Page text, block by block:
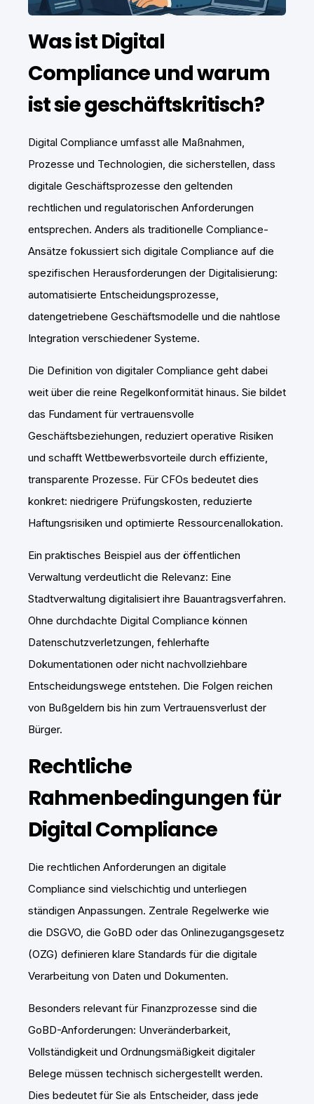
Was ist Digital
Compliance und warum
ist sie geschäftskritisch?
Digital Compliance umfasst alle Maßnahmen,
Prozesse und Technologien, die sicherstellen, dass
digitale Geschäftsprozesse den geltenden
rechtlichen und regulatorischen Anforderungen
entsprechen. Anders als traditionelle Compliance-
Ansätze fokussiert sich digitale Compliance auf die
spezifischen Herausforderungen der Digitalisierung:
automatisierte Entscheidungsprozesse,
datengetriebene Geschäftsmodelle und die nahtlose
Integration verschiedener Systeme.
Die Definition von digitaler Compliance geht dabei
weit über die reine Regelkonformität hinaus. Sie bildet
das Fundament für vertrauensvolle
Geschäftsbeziehungen, reduziert operative Risiken
und schafft Wettbewerbsvorteile durch effiziente,
transparente Prozesse. Für CFOs bedeutet dies
konkret: niedrigere Prüfungskosten, reduzierte
Haftungsrisiken und optimierte Ressourcenallokation.
Ein praktisches Beispiel aus der öffentlichen
Verwaltung verdeutlicht die Relevanz: Eine
Stadtverwaltung digitalisiert ihre Bauantragsverfahren.
Ohne durchdachte Digital Compliance können
Datenschutzverletzungen, fehlerhafte
Dokumentationen oder nicht nachvollziehbare
Entscheidungswege entstehen. Die Folgen reichen
von Bußgeldern bis hin zum Vertrauensverlust der
Bürger.
Rechtliche
Rahmenbedingungen für
Digital Compliance
Die rechtlichen Anforderungen an digitale
Compliance sind vielschichtig und unterliegen
ständigen Anpassungen. Zentrale Regelwerke wie
die DSGVO, die GoBD oder das Onlinezugangsgesetz
(OZG) definieren klare Standards für die digitale
Verarbeitung von Daten und Dokumenten.
Besonders relevant für Finanzprozesse sind die
GoBD-Anforderungen: Unveränderbarkeit,
Vollständigkeit und Ordnungsmäßigkeit digitaler
Belege müssen technisch sichergestellt werden.
Dies bedeutet für Sie als Entscheider, dass jede